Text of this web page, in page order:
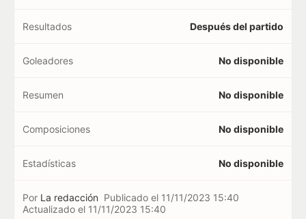
Resultados Después del partido
Goleadores No disponible
Resumen No disponible
Composiciones No disponible
Estadísticas No disponible
Por La redacción Publicado el 11/11/2023 15:40
Actualizado el 11/11/2023 15:40